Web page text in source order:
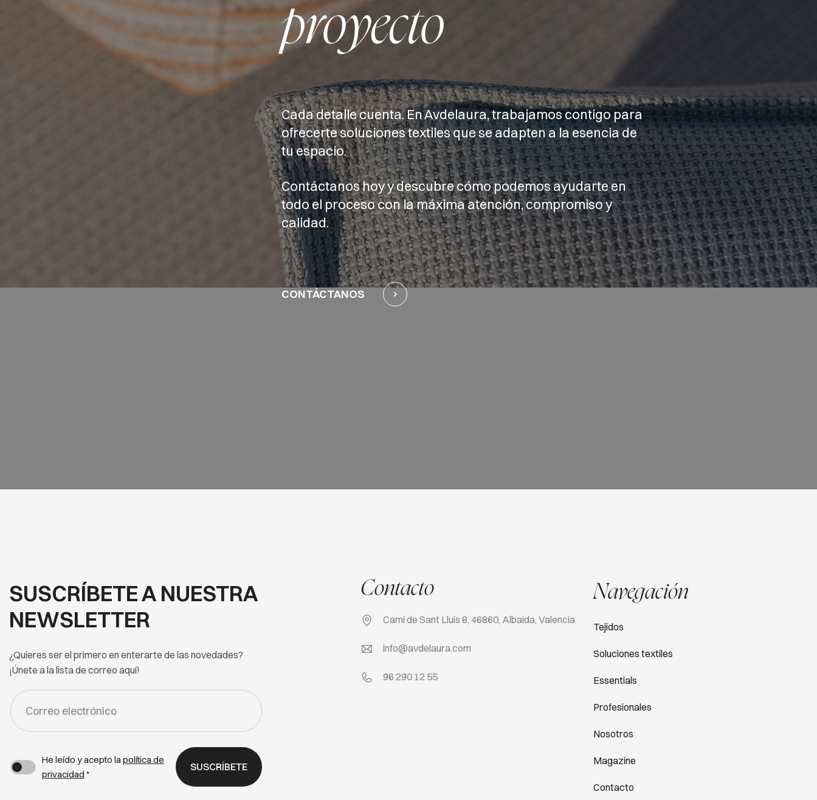
proyecto
Cada detalle cuenta. En Avdelaura, trabajamos contigo para
ofrecerte soluciones textiles que se adapten a la esencia de
tu espacio.
Contáctanos hoy y descubre cómo podemos ayudarte en
todo el proceso con la máxima atención, compromiso y
calidad.
CONTÁCTANOS
SUSCRÍBETE A NUESTRA
NEWSLETTER
¿Quieres ser el primero en enterarte de las novedades?
¡Únete a la lista de correo aquí!
FORM
-
NEWSLETTER
He leído y acepto lapolítica de
privacidad *
SUSCRÍBETE
Contacto
Camí de Sant Lluis 8, 46860, Albaida, Valencia
info@avdelaura.com
96 290 12 55
Navegación
Tejidos
Soluciones textiles
Essentials
Profesionales
Nosotros
Magazine
Contacto